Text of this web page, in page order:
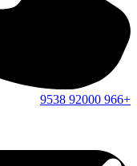
+966
92000
9538